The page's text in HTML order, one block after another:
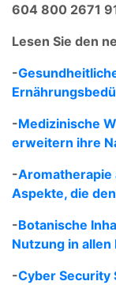
604 800 2671
Lesen Sie den
-
-Medizinische
erweitern ihre
-Aromatherapie
Aspekte, die
-Botanische
Nutzung in allen
-Cyber Security